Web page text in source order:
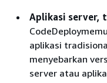
Aplikasi server,
aplikasi
menyebarkan
server atau